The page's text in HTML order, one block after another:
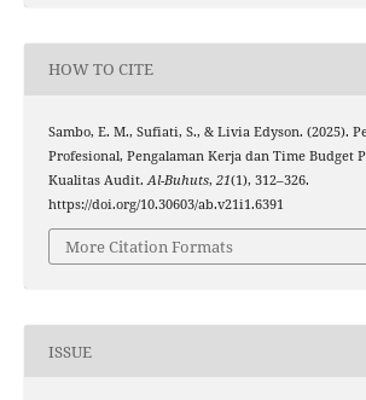
HOW TO CITE
Sambo, E. M., Sufiati, S., & Livia Edyson. (2025).
Profesional, Pengalaman Kerja dan Time Budget
Kualitas Audit.Al-Buhuts, 21(1), 312–326.
https://doi.org/10.30603/ab.v21i1.6391
More Citation Formats
ISSUE